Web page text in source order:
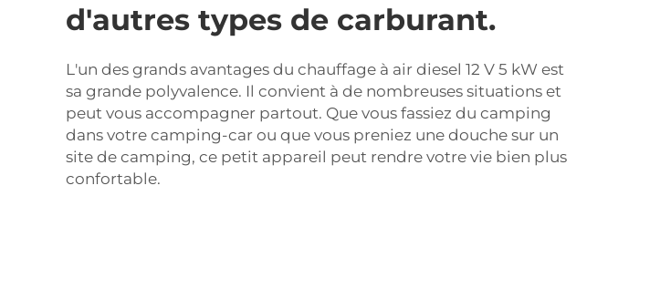
d'autres types de carburant.
L'un des grands avantages du chauffage à air diesel 12 V 5 kW est
sa grande polyvalence. Il convient à de nombreuses situations et
peut vous accompagner partout. Que vous fassiez du camping
dans votre camping-car ou que vous preniez une douche sur un
site de camping, ce petit appareil peut rendre votre vie bien plus
confortable.